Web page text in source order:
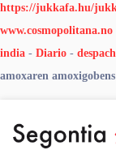
https://jukkafa.hu/
www.cosmopolitana.no
india - Diario -
amoxaren